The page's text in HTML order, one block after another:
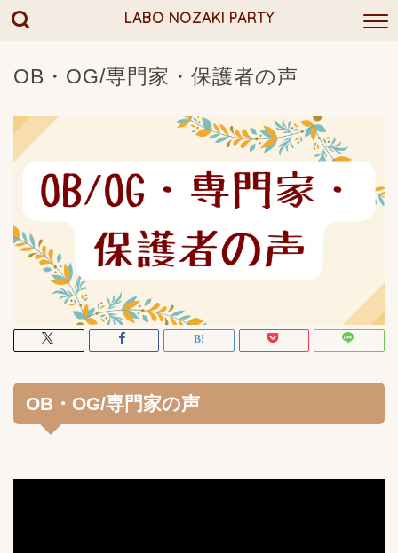
LABO NOZAKI PARTY
OB・OG/専門家・保護者の声
OB・OG/専門家の声